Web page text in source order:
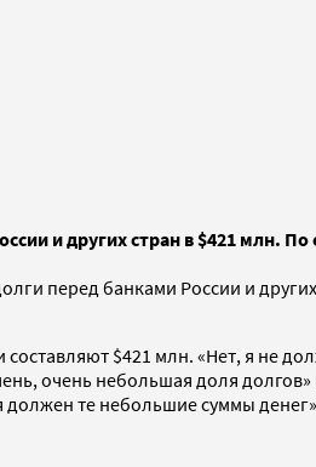
и других стран в $421 млн. По
перед банками России и других
$421 млн. «Нет, я не
очень небольшая доля
должен те небольшие суммы